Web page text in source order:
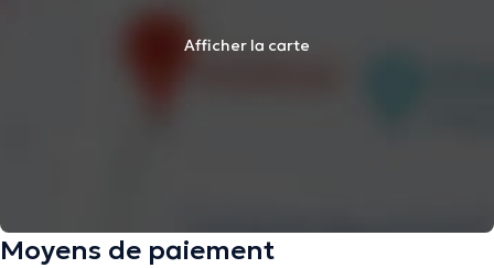
Afficher la carte
Moyens de paiement